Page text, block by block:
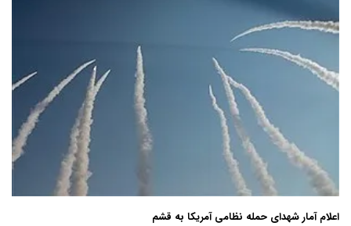
اعلام آمار شهدای حمله نظامی آمریکا به قشم